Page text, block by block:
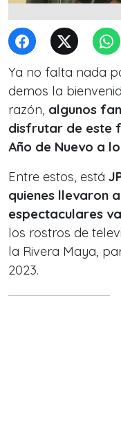
Ya no falta nada
demos la
razón, algunos
disfrutar de este
Año de Nuevo a
Entre estos, está
quienes llevaron
espectaculares
los rostros de
la Rivera Maya,
2023.